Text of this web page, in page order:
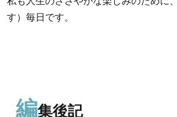
す）毎日です。
編集後記